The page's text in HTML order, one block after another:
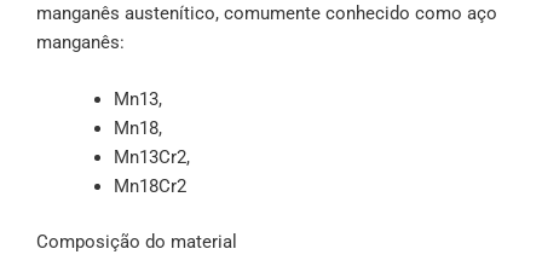
manganês austenítico, comumente conhecido como aço
manganês:
Mn13,
Mn18,
Mn13Cr2,
Mn18Cr2
Composição do material